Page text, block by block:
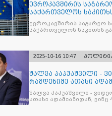
ევროკავშირის
საქართველოს
ევროკავშირის საგარეო
საქართველოს საკითხს
2025-10-16 10:47
შალვა პაპუაშვილი -
რამდენიმე ათასი
შეიკრიბა,
შალვა პაპუაშვილი -
ათასი ადამიანიდან, ვინც